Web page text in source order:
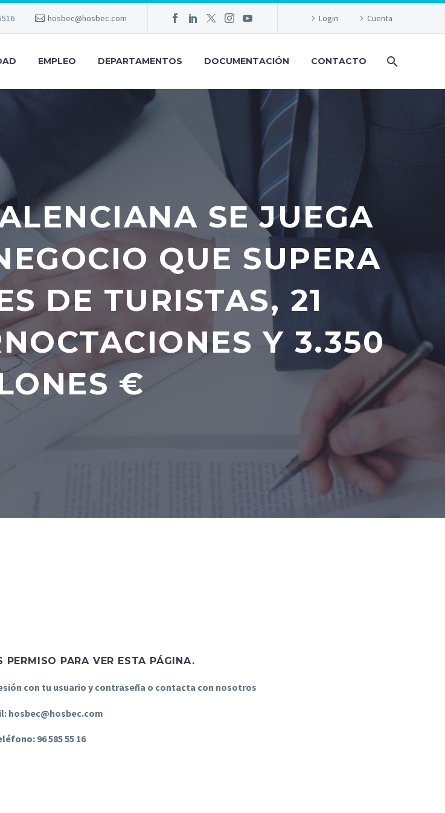
hosbec@hosbec.com Login Cuenta
EMPLEO DEPARTAMENTOS DOCUMENTACIÓN CONTACTO
SE JUEGA
QUE SUPERA
DE TURISTAS, 21
Y 3.350
€
PERMISO PARA VER ESTA PÁGINA.
con tu usuario y contraseña o contacta con nosotros
hosbec@hosbec.com
96 585 55 16